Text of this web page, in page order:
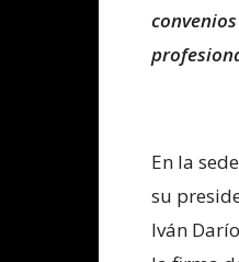
En la
su
Iván